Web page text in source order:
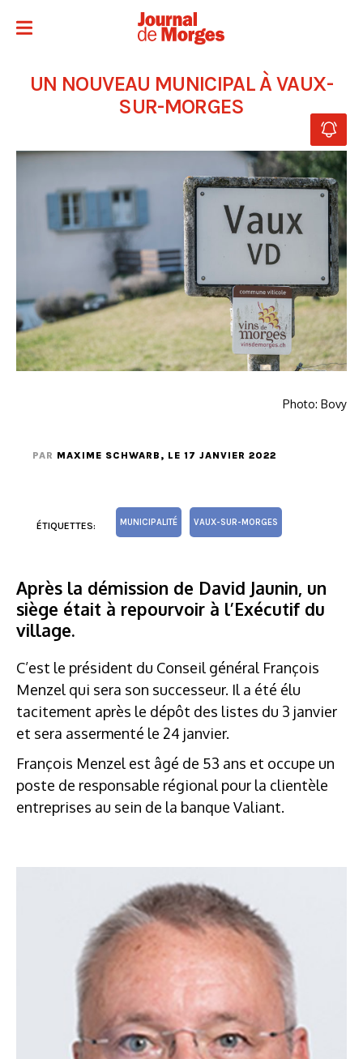
UN NOUVEAU MUNICIPAL À VAUX-
SUR-MORGES
Photo: Bovy
PAR MAXIME SCHWARB , LE 17 JANVIER 2022
ÉTIQUETTES: MUNICIPALITÉ VAUX-SUR-MORGES
Après la démission de David Jaunin, un
siège était à repourvoir à l’Exécutif du
village.
C’est le président du Conseil général François
Menzel qui sera son successeur. Il a été élu
tacitement après le dépôt des listes du 3 janvier
et sera assermenté le 24 janvier.
François Menzel est âgé de 53 ans et occupe un
poste de responsable régional pour la clientèle
entreprises au sein de la banque Valiant.